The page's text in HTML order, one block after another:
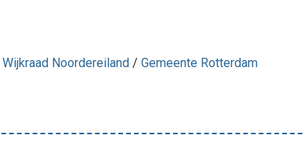
Wijkraad Noordereiland/ Gemeente Rotterdam